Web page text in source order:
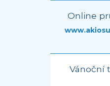
Online
Vánoční